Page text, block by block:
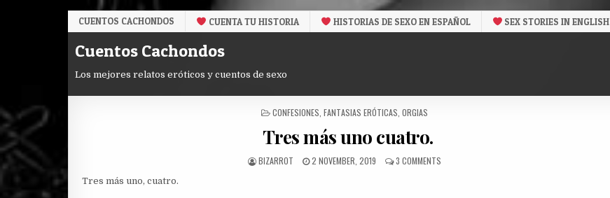
CUENTOS CACHONDOS CUENTA TU HISTORIA HISTORIAS DE SEXO EN ESPAÑOL SEX STORIES IN ENGLISH
Cuentos Cachondos
Los mejores relatos eróticos y cuentos de sexo
POSTED
CONFESIONES FANTASIAS ERÓTICAS ORGIAS
Tres más uno cuatro.
AUTHOR:
BIZARROT
PUBLISHED
2 NOVEMBER, 2019 3 COMMENTSON
Tres más uno, cuatro.